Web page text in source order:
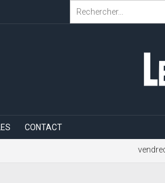
CONTACT